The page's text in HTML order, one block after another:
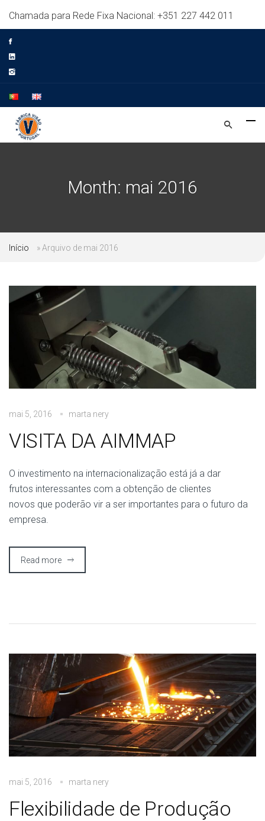
Chamada para Rede Fixa Nacional: +351 227 442 011
Month: mai 2016
Início »Arquivo de mai 2016
mai 5, 2016 marta nery
VISITA DA AIMMAP
O investimento na internacionalização está já a dar
frutos interessantes com a obtenção de clientes
novos que poderão vir a ser importantes para o futuro da
empresa.
Read more
mai 5, 2016 marta nery
Flexibilidade de Produção